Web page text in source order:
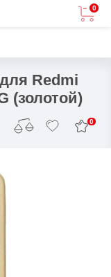
0
Redmi
(золотой)
0